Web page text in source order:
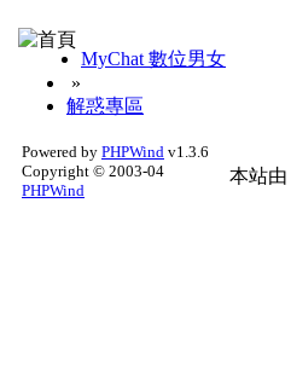
MyChat 數位男女
»
解惑專區
Powered by PHPWind v1.3.6
Copyright © 2003-04
PHPWind
本站由